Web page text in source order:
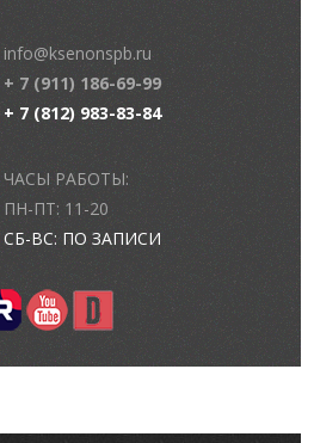
info@ksenonspb.ru
+ 7 (911) 186-69-99
+ 7 (812) 983-83-84
ЧАСЫ РАБОТЫ:
ПН-ПТ: 11-20
СБ-ВС: ПО ЗАПИСИ